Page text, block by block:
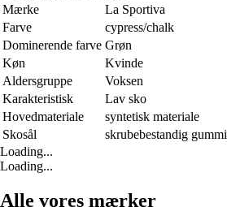
Mærke
La Sportiva
Farve
cypress/chalk
Dominerende farve Grøn
Køn
Kvinde
Aldersgruppe
Voksen
Karakteristisk
Lav sko
Hovedmateriale
syntetisk materiale
Skosål
skrubebestandig gummi
Loading...
Loading...
Alle vores mærker